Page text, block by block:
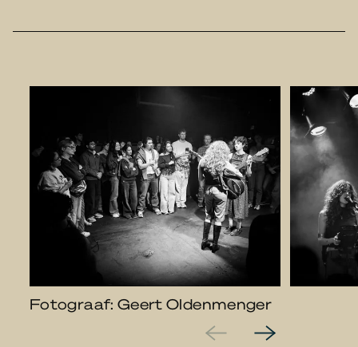
Fotograaf: Geert Oldenmenger